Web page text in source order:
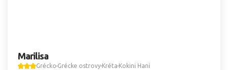
Marilisa
Grécko Grécke ostrovy Kréta Kokini Hani